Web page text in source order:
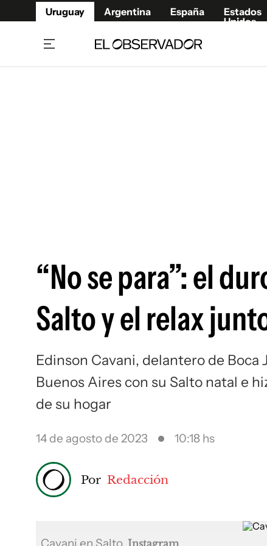
Uruguay Argentina España
Estados
Unidos
“No se para”: el
Salto y el relax
Edinson Cavani, delantero de
Buenos Aires con su Salto natal e
de su hogar
14 de agosto de 2023 10:18 hs
Por Redacción
Instagram